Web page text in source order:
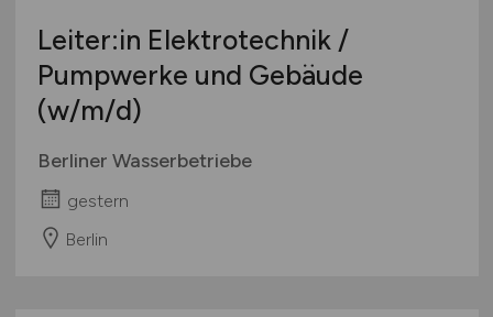
Leiter:in Elektrotechnik /
Pumpwerke und Gebäude
(w/m/d)
Berliner Wasserbetriebe
gestern
Berlin